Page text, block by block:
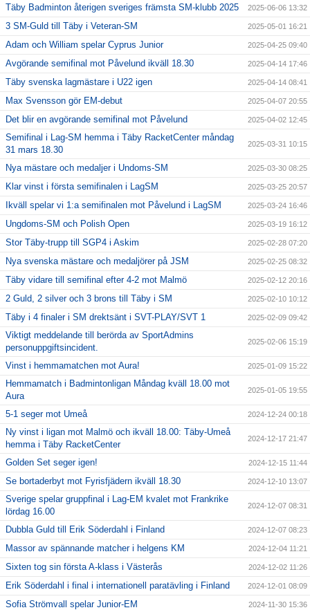
Täby Badminton återigen sveriges främsta SM-klubb 2025 2025-06-06 13:32
3 SM-Guld till Täby i Veteran-SM 2025-05-01 16:21
Adam och William spelar Cyprus Junior 2025-04-25 09:40
Avgörande semifinal mot Påvelund ikväll 18.30 2025-04-14 17:46
Täby svenska lagmästare i U22 igen 2025-04-14 08:41
Max Svensson gör EM-debut 2025-04-07 20:55
Det blir en avgörande semifinal mot Påvelund 2025-04-02 12:45
Semifinal i Lag-SM hemma i Täby RacketCenter måndag
31 mars 18.30
2025-03-31 10:15
Nya mästare och medaljer i Undoms-SM 2025-03-30 08:25
Klar vinst i första semifinalen i LagSM 2025-03-25 20:57
Ikväll spelar vi 1:a semifinalen mot Påvelund i LagSM 2025-03-24 16:46
Ungdoms-SM och Polish Open 2025-03-19 16:12
Stor Täby-trupp till SGP4 i Askim 2025-02-28 07:20
Nya svenska mästare och medaljörer på JSM 2025-02-25 08:32
Täby vidare till semifinal efter 4-2 mot Malmö 2025-02-12 20:16
2 Guld, 2 silver och 3 brons till Täby i SM 2025-02-10 10:12
Täby i 4 finaler i SM drektsänt i SVT-PLAY/SVT 1 2025-02-09 09:42
Viktigt meddelande till berörda av SportAdmins
personuppgiftsincident.
2025-02-06 15:19
Vinst i hemmamatchen mot Aura! 2025-01-09 15:22
Hemmamatch i Badmintonligan Måndag kväll 18.00 mot
Aura
2025-01-05 19:55
5-1 seger mot Umeå 2024-12-24 00:18
Ny vinst i ligan mot Malmö och ikväll 18.00: Täby-Umeå
hemma i Täby RacketCenter
2024-12-17 21:47
Golden Set seger igen! 2024-12-15 11:44
Se bortaderbyt mot Fyrisfjädern ikväll 18.30 2024-12-10 13:07
Sverige spelar gruppfinal i Lag-EM kvalet mot Frankrike
lördag 16.00
2024-12-07 08:31
Dubbla Guld till Erik Söderdahl i Finland 2024-12-07 08:23
Massor av spännande matcher i helgens KM 2024-12-04 11:21
Sixten tog sin första A-klass i Västerås 2024-12-02 11:26
Erik Söderdahl i final i internationell paratävling i Finland 2024-12-01 08:09
Sofia Strömvall spelar Junior-EM 2024-11-30 15:36